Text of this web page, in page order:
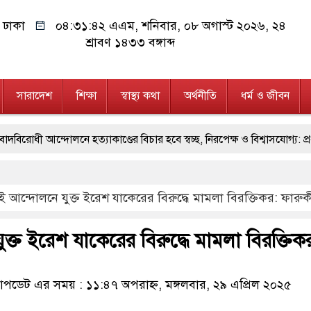
ঢাকা ০৪:৩১:৪৩ এএম, শনিবার, ০৮ অগাস্ট ২০২৬, ২৪
শ্রাবণ ১৪৩৩ বঙ্গাব্দ
সারাদেশ শিক্ষা স্বাস্থ্য কথা অর্থনীতি ধর্ম ও জীবন
হত্যাকাণ্ডের বিচার হবে স্বচ্ছ, নিরপেক্ষ ও বিশ্বাসযোগ্য: প্রধানমন্ত্রী
বলেই জুলাই আন্দোলন সফল হয়েছে : প্রধানমন্ত্রী মিরপুর মডেল
নোটসহ দুইজনকে গ্রেফতার করেছে গুলশান থানা পুলিশ যেকোনো সময়
যে ভাবে ডেভিড
ম্যাগাজিন ও গুলিসহ আইনের সঙ্গে সংঘাতে জড়িত কিশোর গ্যাংয়ের চার শিশু
আন্দোলনে যুক্ত ইরেশ যাকেরের বিরুদ্ধে মামলা বিরক্তিকর:
ইরেশ যাকেরের বিরুদ্ধে মামলা
এর সময় : ১১:৪৭ অপরাহ্ন, মঙ্গলবার, ২৯ এপ্রিল ২০২৫